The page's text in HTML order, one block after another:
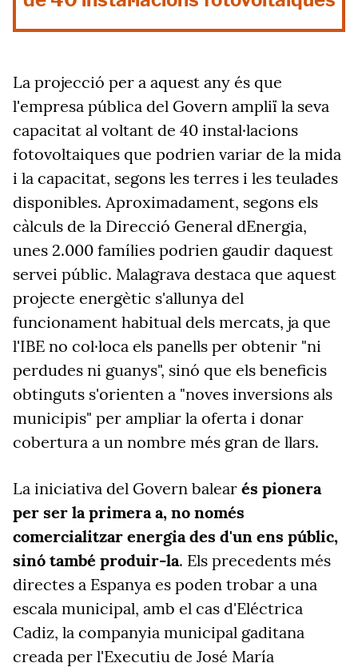
La projecció per a aquest any és que
l'empresa pública del Govern ampliï la seva
capacitat al voltant de 40 instal·lacions
fotovoltaiques que podrien variar de la mida
i la capacitat, segons les terres i les teulades
disponibles. Aproximadament, segons els
càlculs de la Direcció General dEnergia,
unes 2.000 famílies podrien gaudir daquest
servei públic. Malagrava destaca que aquest
projecte energètic s'allunya del
funcionament habitual dels mercats, ja que
l'IBE no col·loca els panells per obtenir "ni
perdudes ni guanys", sinó que els beneficis
obtinguts s'orienten a "noves inversions als
municipis" per ampliar la oferta i donar
cobertura a un nombre més gran de llars.
La iniciativa del Govern balear és pionera
per ser la primera a, no només
comercialitzar energia des d'un ens públic,
sinó també produir-la. Els precedents més
directes a Espanya es poden trobar a una
escala municipal, amb el cas d'Eléctrica
Cadiz, la companyia municipal gaditana
creada per l'Executiu de José María